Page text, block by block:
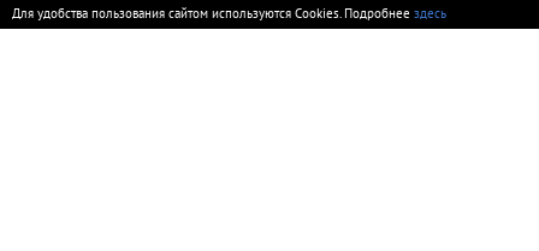
Для удобства пользования сайтом используются Cookies. Подробнее здесь